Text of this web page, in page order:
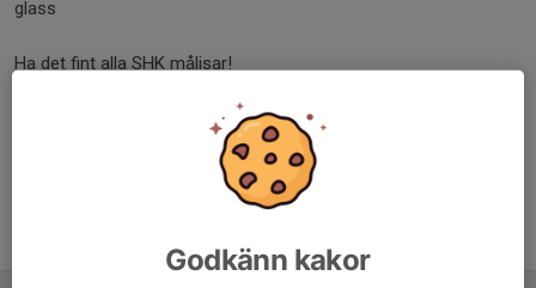
glass
Ha det fint alla SHK målisar!
Godkänn kakor